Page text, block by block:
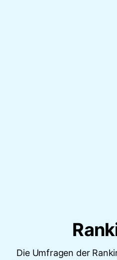
Die Umfragen der